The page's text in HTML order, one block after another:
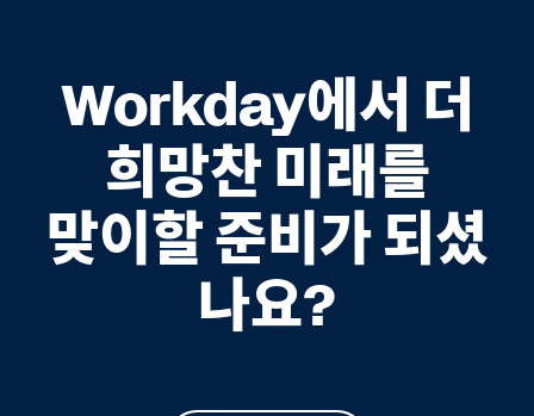
Workday에서 더
희망찬 미래를
맞이할 준비가 되셨
나요?